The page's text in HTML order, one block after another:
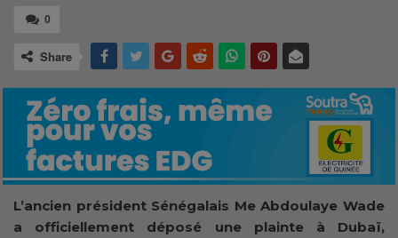
0
Share
L’ancien président Sénégalais Me Abdoulaye Wade
a officiellement déposé une plainte à Dubaï,